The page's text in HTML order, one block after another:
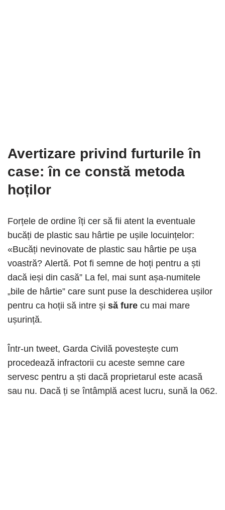
Avertizare privind furturile în
case: în ce constă metoda
hoților
Forțele de ordine îți cer să fii atent la eventuale
bucăți de plastic sau hârtie pe ușile locuințelor:
«Bucăți nevinovate de plastic sau hârtie pe ușa
voastră? Alertă. Pot fi semne de hoți pentru a ști
dacă ieși din casă” La fel, mai sunt așa-numitele
„bile de hârtie” care sunt puse la deschiderea ușilor
pentru ca hoții să intre și să fure cu mai mare
ușurință.
Într-un tweet, Garda Civilă povestește cum
procedează infractorii cu aceste semne care
servesc pentru a ști dacă proprietarul este acasă
sau nu. Dacă ți se întâmplă acest lucru, sună la 062.